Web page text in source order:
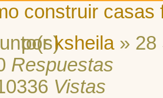
construir casas
porksheila» 28
Respuestas
Vistas